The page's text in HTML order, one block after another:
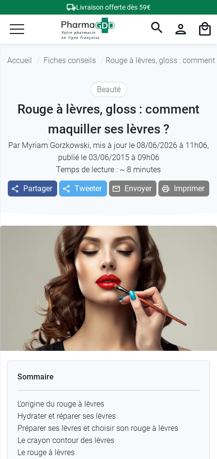
Livraison offerte dès 59€
Accueil Fiches conseils Rouge à lèvres, gloss :
Beauté
Rouge à lèvres, gloss : comment
maquiller ses lèvres ?
Par Myriam Gorzkowski, mis à jour le 08/06/2026 à 11h06,
publié le 03/06/2015 à 09h06
Temps de lecture : ~ 8 minutes
Partager Tweeter Envoyer Imprimer
Sommaire
L’origine du rouge à lèvres
Hydrater et réparer ses lèvres
Préparer ses lèvres et choisir son rouge à lèvres
Le crayon contour des lèvres
Le rouge à lèvres